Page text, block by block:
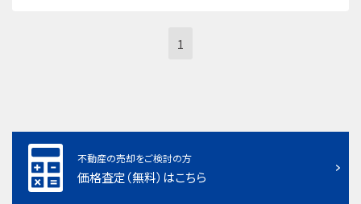
1
不動産の売却をご検討の方
価格査定（無料）はこちら